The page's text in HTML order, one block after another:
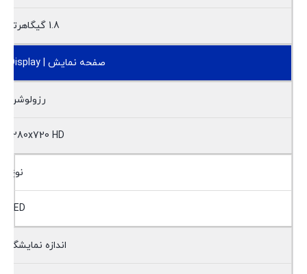
1.8 گیگاهرتز
صفحه نمایش | Display
رزولوشن
1280x720 HD
نوع
LED
اندازه نمایشگر